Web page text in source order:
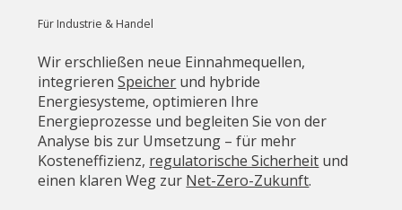
Für Industrie & Handel
Wir erschließen neue Einnahmequellen,
integrierenSpeicher und hybride
Energiesysteme, optimieren Ihre
Energieprozesse und begleiten Sie von der
Analyse bis zur Umsetzung – für mehr
Kosteneffizienz, regulatorische Sicherheit und
einen klaren Weg zur Net-Zero-Zukunft.